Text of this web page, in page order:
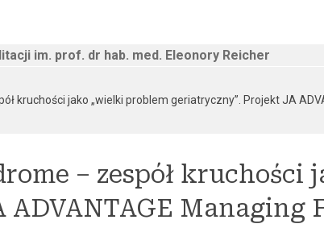
im. prof. dr hab. med. Eleonory Reicher
kruchości jako „wielki problem geriatryczny”. Projekt JA
– zespół kruchości
Managing